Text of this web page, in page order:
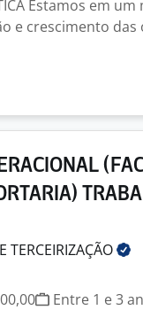
Estamos em
e crescimento das
TERCEIRIZAÇÃO
Entre 1 e 3